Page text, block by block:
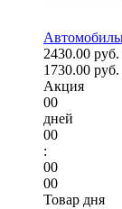
2430.00 руб.
1730.00 руб.
Акция
00
дней
00
:
00
00
Товар дня